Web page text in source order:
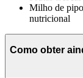
Milho de
nutricional
Como obter